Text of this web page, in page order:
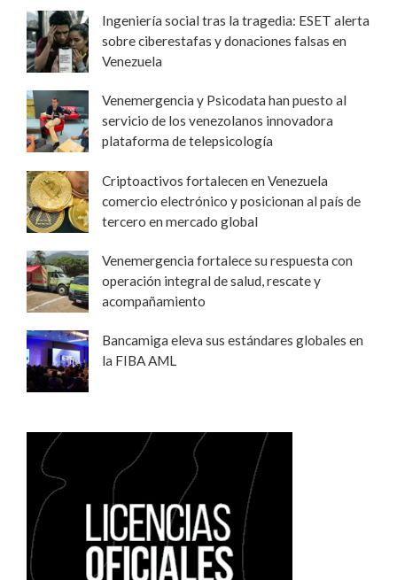
Ingeniería social tras la tragedia: ESET alerta
sobre ciberestafas y donaciones falsas en
Venezuela
Venemergencia y Psicodata han puesto al
servicio de los venezolanos innovadora
plataforma de telepsicología
Criptoactivos fortalecen en Venezuela
comercio electrónico y posicionan al país de
tercero en mercado global
Venemergencia fortalece su respuesta con
operación integral de salud, rescate y
acompañamiento
Bancamiga eleva sus estándares globales en
la FIBA AML